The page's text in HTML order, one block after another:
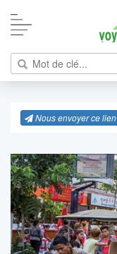
Nous envoyer ce lien